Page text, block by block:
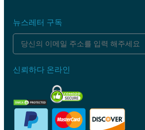
뉴스레터 구독
신뢰하다 온라인